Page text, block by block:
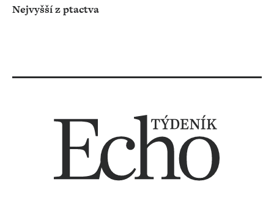
Nejvyšší z ptactva